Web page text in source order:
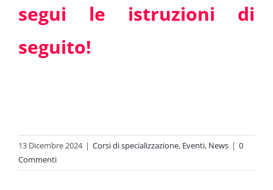
segui le istruzioni di
seguito!
13 Dicembre 2024 | Corsi di specializzazione, Eventi, News | 0
Commenti